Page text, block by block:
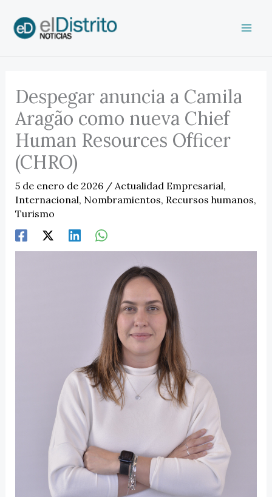
contenido
Despegar anuncia a Camila
Aragão como nueva Chief
Human Resources Officer
(CHRO)
5 de enero de 2026 / Actualidad Empresarial,
Internacional, Nombramientos, Recursos humanos,
Turismo